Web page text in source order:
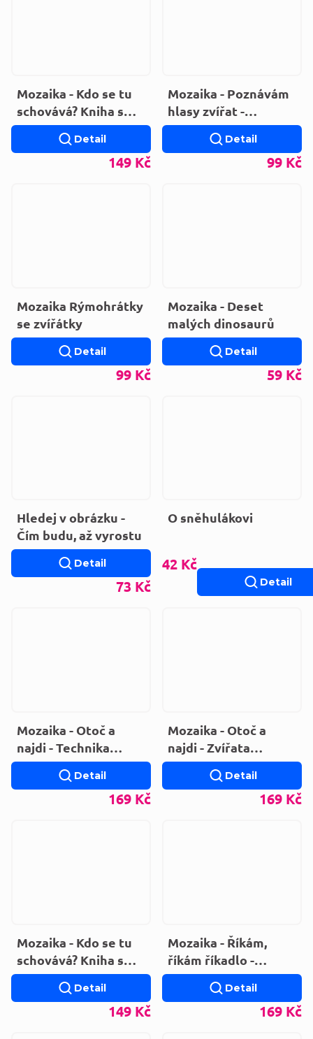
Mozaika - Kdo se tu
schovává? Kniha s
kravičkou
(LEPORELO)
149 Kč
Detail
Mozaika - Poznávám
hlasy zvířat -
Poznávám hlasy
zvířat - V lese
99 Kč
Detail
Mozaika Rýmohrátky
se zvířátky
99 Kč
Detail
Mozaika - Deset
malých dinosaurů
59 Kč
Detail
Hledej v obrázku -
Čím budu, až vyrostu
73 Kč
Detail
O sněhulákovi
42 Kč
Detail
Mozaika - Otoč a
najdi - Technika
(LEPORELO)
169 Kč
Detail
Mozaika - Otoč a
najdi - Zvířata
(LEPORELO)
169 Kč
Detail
Mozaika - Kdo se tu
schovává? Kniha s
ovečkou (LEPORELO)
149 Kč
Detail
Mozaika - Říkám,
říkám říkadlo -
zelená kniha
(LEPORELO)
169 Kč
Detail